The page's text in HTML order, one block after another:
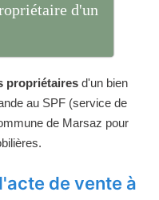
d'un
propriétaires d'un bien
au SPF (service de
de Marsaz pour
de vente à